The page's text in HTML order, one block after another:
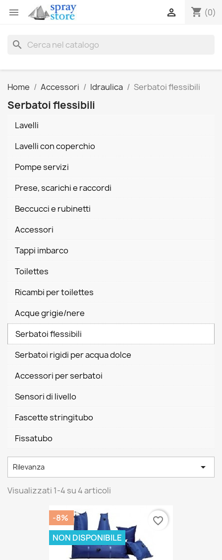
 shopping_cart (0)

search
Home Accessori Idraulica Serbatoi flessibili
Serbatoi flessibili
Lavelli
Lavelli con coperchio
Pompe servizi
Prese, scarichi e raccordi
Beccucci e rubinetti
Accessori
Tappi imbarco
Toilettes
Ricambi per toilettes
Acque grigie/nere
Serbatoi flessibili
Serbatoi rigidi per acqua dolce
Accessori per serbatoi
Sensori di livello
Fascette stringitubo
Fissatubo
Rilevanza 
Visualizzati 1-4 su 4 articoli
-8%
NON DISPONIBILE
favorite_border